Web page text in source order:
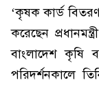
‘কৃষক কার্ড
করেছেন
বাংলাদেশ কৃষি
পরিদর্শনকালে